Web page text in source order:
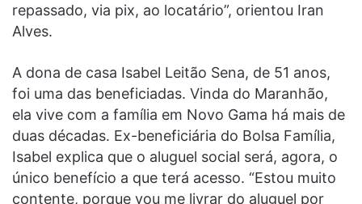
repassado, via pix, ao locatário”, orientou Iran
Alves.
A dona de casa Isabel Leitão Sena, de 51 anos,
foi uma das beneficiadas. Vinda do Maranhão,
ela vive com a família em Novo Gama há mais de
duas décadas. Ex-beneficiária do Bolsa Família,
Isabel explica que o aluguel social será, agora, o
único benefício a que terá acesso. “Estou muito
contente, porque vou me livrar do aluguel por